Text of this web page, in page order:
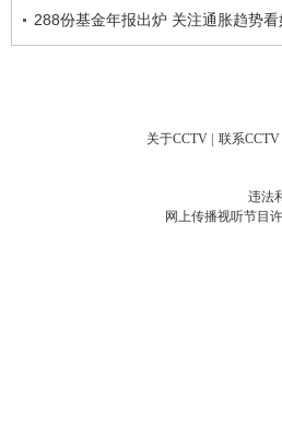
288份基金年报出炉 关注通胀趋势
关于CCTV 联系CCTV
违法
网上传播视听节目